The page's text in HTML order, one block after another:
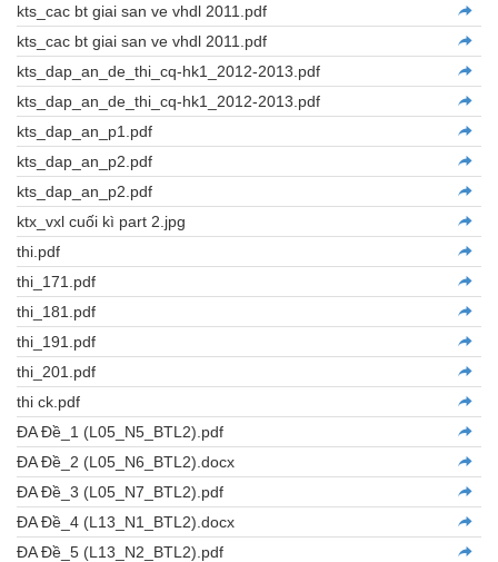
kts_cac bt giai san ve vhdl 2011.pdf
kts_cac bt giai san ve vhdl 2011.pdf
kts_dap_an_de_thi_cq-hk1_2012-2013.pdf
kts_dap_an_de_thi_cq-hk1_2012-2013.pdf
kts_dap_an_p1.pdf
kts_dap_an_p2.pdf
kts_dap_an_p2.pdf
ktx_vxl cuối kì part 2.jpg
thi.pdf
thi_171.pdf
thi_181.pdf
thi_191.pdf
thi_201.pdf
thi ck.pdf
ĐA Đề_1 (L05_N5_BTL2).pdf
ĐA Đề_2 (L05_N6_BTL2).docx
ĐA Đề_3 (L05_N7_BTL2).pdf
ĐA Đề_4 (L13_N1_BTL2).docx
ĐA Đề_5 (L13_N2_BTL2).pdf